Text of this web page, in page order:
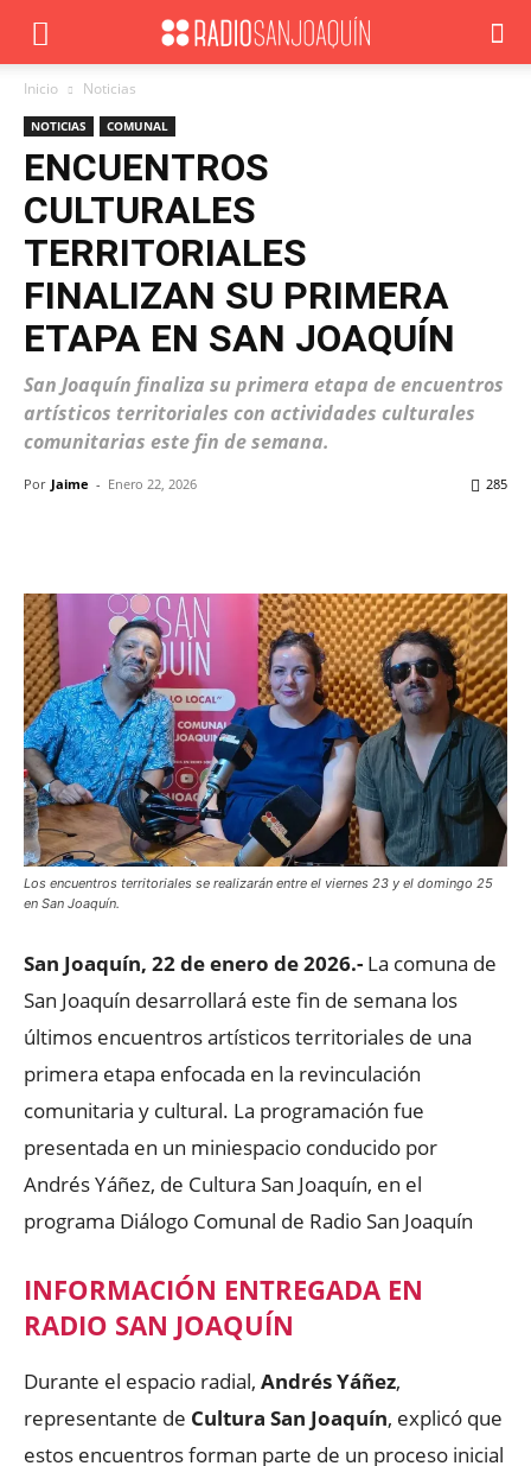
Inicio Noticias
NOTICIAS COMUNAL
ENCUENTROS
CULTURALES
TERRITORIALES
FINALIZAN SU PRIMERA
ETAPA EN SAN JOAQUÍN
San Joaquín finaliza su primera etapa de encuentros
artísticos territoriales con actividades culturales
comunitarias este fin de semana.
Por Jaime - Enero 22, 2026 285
Los encuentros territoriales se realizarán entre el viernes 23 y el domingo 25
en San Joaquín.
San Joaquín, 22 de enero de 2026.- La comuna de
San Joaquín desarrollará este fin de semana los
últimos encuentros artísticos territoriales de una
primera etapa enfocada en la revinculación
comunitaria y cultural. La programación fue
presentada en un miniespacio conducido por
Andrés Yáñez, de Cultura San Joaquín, en el
programa Diálogo Comunal de Radio San Joaquín
INFORMACIÓN ENTREGADA EN
RADIO SAN JOAQUÍN
Durante el espacio radial, Andrés Yáñez,
representante de Cultura San Joaquín, explicó que
estos encuentros forman parte de un proceso inicial